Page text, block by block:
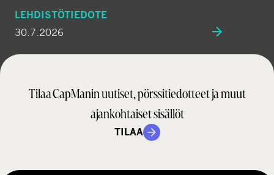
LEHDISTÖTIEDOTE
30.7.2026
Tilaa CapManin uutiset, pörssitiedotteet ja muut
ajankohtaiset sisällöt
TILAA